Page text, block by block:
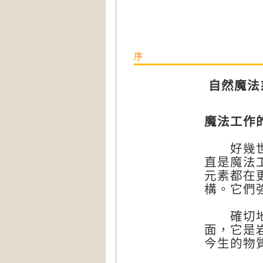
序
自然魔
魔法工作
好幾世
直是魔法
元素都在
構。它們
確切地
面，它是
今生的物